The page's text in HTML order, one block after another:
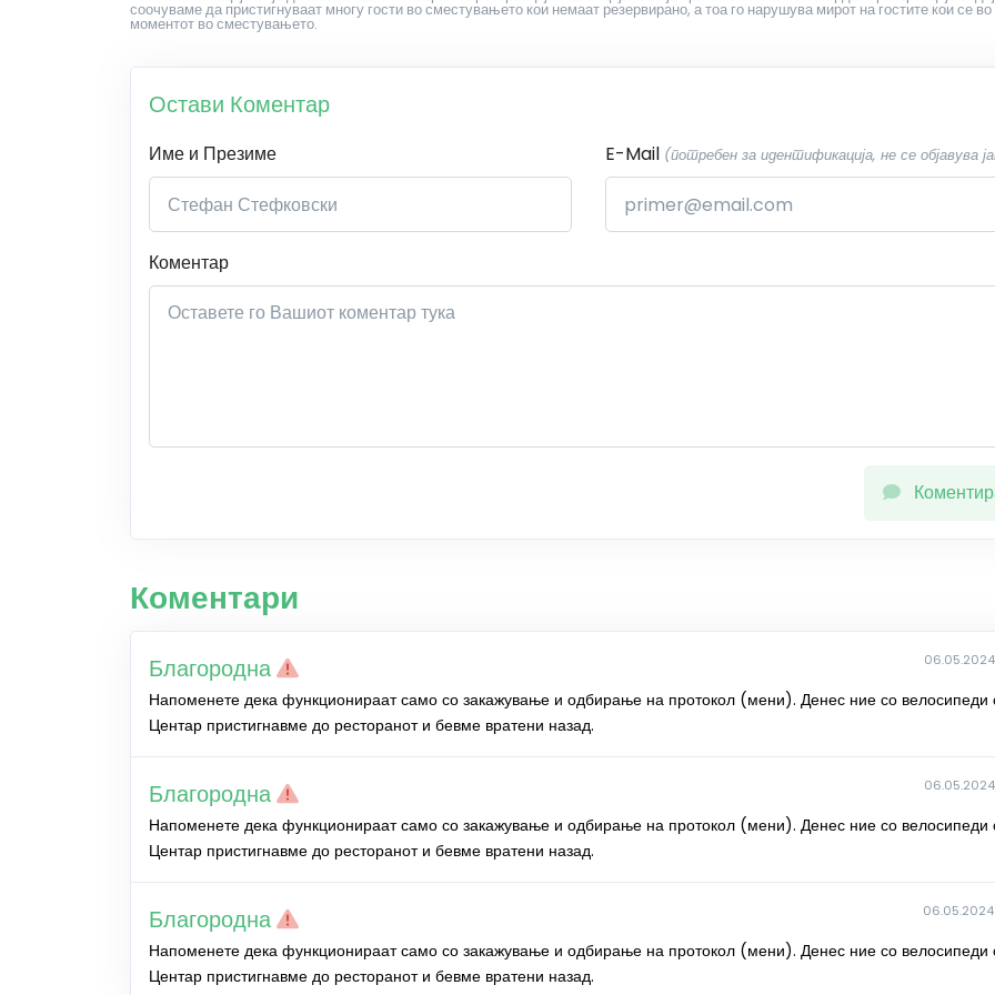
соочуваме да пристигнуваат многу гости во сместувањето кои немаат резервирано, а тоа го нарушува мирот на гостите кои се во
моментот во сместувањето.
Остави Коментар
Име и Презиме E-Mail (потребен за идентификација, не се објавува
Коментар
Коментари
Благородна 06.05.2024
Напоменете дека функционираат само со закажување и одбирање на протокол (мени). Денес ние со велосипеди
Центар пристигнавме до ресторанот и бевме вратени назад.
Благородна 06.05.2024
Напоменете дека функционираат само со закажување и одбирање на протокол (мени). Денес ние со велосипеди
Центар пристигнавме до ресторанот и бевме вратени назад.
Благородна 06.05.2024
Напоменете дека функционираат само со закажување и одбирање на протокол (мени). Денес ние со велосипеди
Центар пристигнавме до ресторанот и бевме вратени назад.